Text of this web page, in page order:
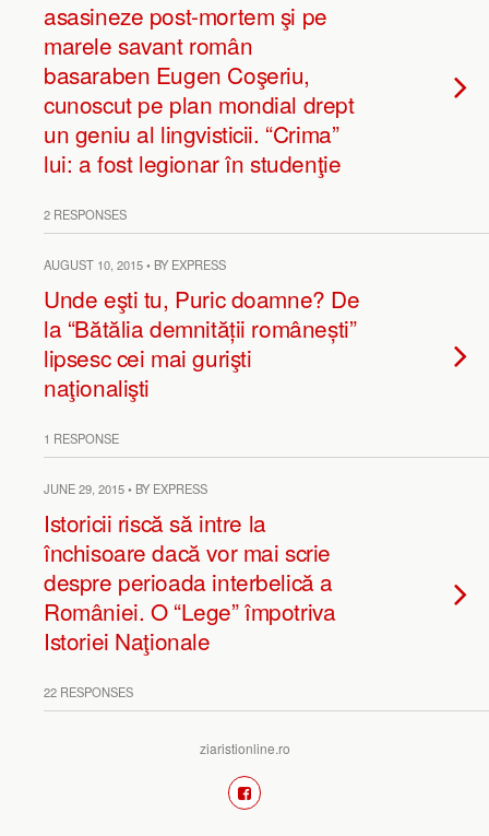
asasineze post-mortem şi pe
marele savant român
basaraben Eugen Coşeriu,
cunoscut pe plan mondial drept
un geniu al lingvisticii. “Crima”
lui: a fost legionar în studenţie
2 RESPONSES
AUGUST 10, 2015 • BY EXPRESS
Unde eşti tu, Puric doamne? De
la “Bătălia demnității românești”
lipsesc cei mai gurişti
naţionalişti
1 RESPONSE
JUNE 29, 2015 • BY EXPRESS
Istoricii riscă să intre la
închisoare dacă vor mai scrie
despre perioada interbelică a
României. O “Lege” împotriva
Istoriei Naţionale
22 RESPONSES
ziaristionline.ro